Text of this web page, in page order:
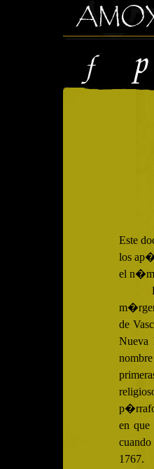
Este
los
el
de
Nueva
en
1767.